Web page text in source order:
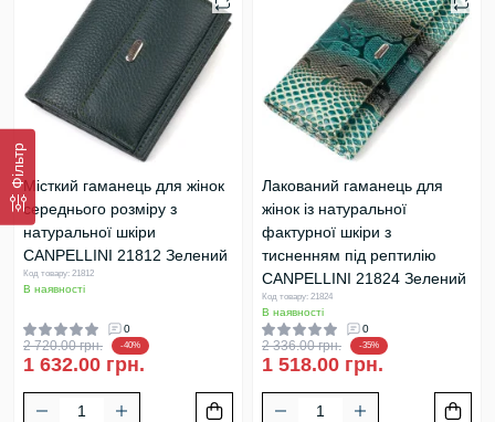
ФільтрМісткий гаманець для жінок
середнього розміру з
натуральної шкіри
CANPELLINI 21812 Зелений
Код товару: 21812
В наявності
0
2 720.00 грн. -40%
1 632.00 грн.
Лакований гаманець для
жінок із натуральної
фактурної шкіри з
тисненням під рептилію
CANPELLINI 21824 Зелений
Код товару: 21824
В наявності
0
2 336.00 грн. -35%
1 518.00 грн.